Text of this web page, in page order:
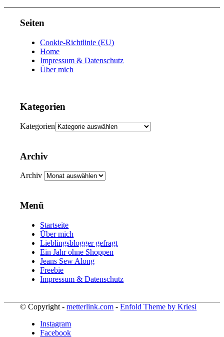
Seiten
Cookie-Richtlinie (EU)
Home
Impressum & Datenschutz
Über mich
Kategorien
Kategorien
Archiv
Archiv
Menü
Startseite
Über mich
Lieblingsblogger gefragt
Ein Jahr ohne Shoppen
Jeans Sew Along
Freebie
Impressum & Datenschutz
© Copyright -metterlink.com -Enfold Theme by Kriesi
Instagram
Facebook